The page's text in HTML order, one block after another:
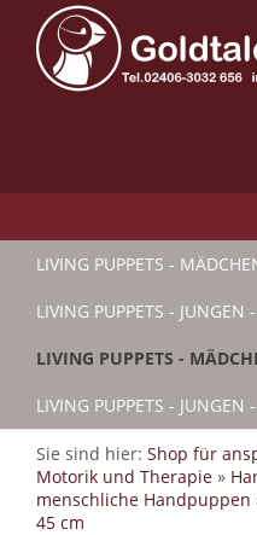
LIVING PUPPETS -
LIVING PUPPETS - JUNGEN
LIVING PUPPETS -
LIVING PUPPETS - JUNGEN
Sie sind hier: Shop für
Motorik und Therapie »
menschliche Handpuppen
45 cm